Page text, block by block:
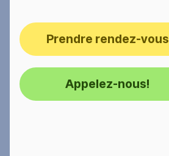
Prendre rendez-vous
Appelez-nous!